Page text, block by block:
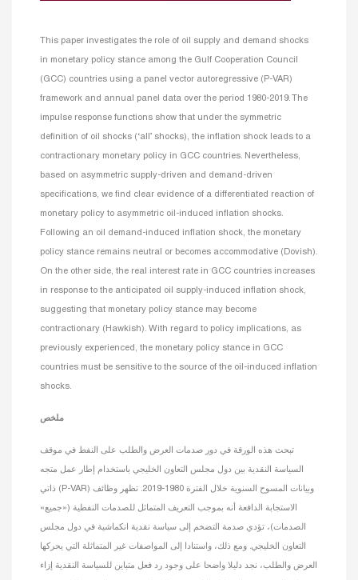
This paper investigates the role of oil supply and demand shocks
in monetary policy stance among the Gulf Cooperation Council
(GCC) countries using a panel vector autoregressive (P-VAR)
framework and annual panel data over the period 1980-2019. The
impulse response functions show that under the symmetric
definition of oil shocks (‘all’ shocks), the inflation shock leads to a
contractionary monetary policy in GCC countries. Nevertheless,
based on asymmetric supply-driven and demand-driven
specifications, we find clear evidence of a differentiated reaction of
monetary policy to asymmetric oil-induced inflation shocks.
Following an oil demand-induced inflation shock, the monetary
policy stance remains neutral or becomes accommodative (Dovish).
On the other side, the real interest rate in GCC countries increases
in response to the anticipated oil supply-induced inflation shock,
suggesting that monetary policy stance may become
contractionary (Hawkish). With regard to policy implications, as
previously experienced, the monetary policy stance in GCC
countries must be sensitive to the source of the oil-induced inflation
shocks.
ملخص
تبحث هذه الورقة في دور صدمات العرض والطلب على النفط في موقف
السياسة النقدية بين دول مجلس التعاون الخليجي باستخدام إطار عمل متجه
ذاتي (P-VAR) وبيانات المسوح السنوية خلال الفترة 1980-2019. تظهر وظائف
الاستجابة الدافعة أنه بموجب التعريف المتماثل للصدمات النفطية («جميع»
الصدمات)، تؤدي صدمة التضخم إلى سياسة نقدية انكماشية في دول مجلس
التعاون الخليجي. ومع ذلك، واستنادا إلى المواصفات غير المتماثلة التي يحركها
العرض والطلب، نجد دليلا واضحا على وجود رد فعل متباين للسياسة النقدية إزاء